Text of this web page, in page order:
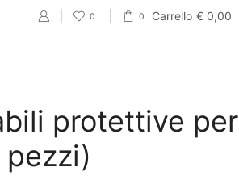
0 0 Carrello €0,00
protettive per